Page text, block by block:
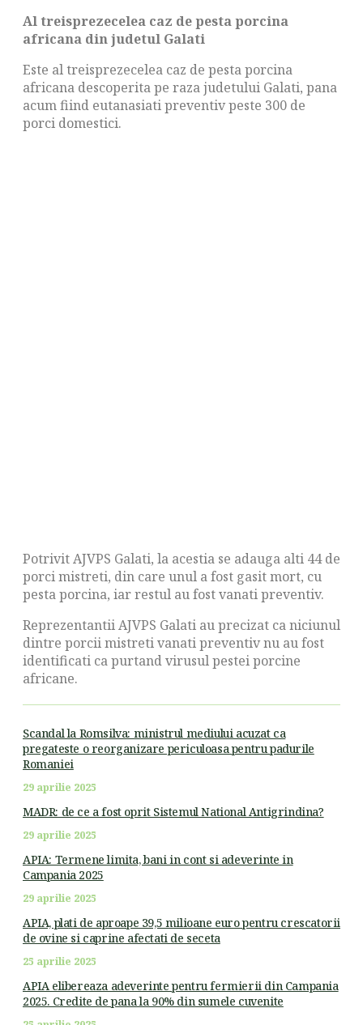
Al treisprezecelea caz de pesta porcina
africana din judetul Galati
Este al treisprezecelea caz de pesta porcina
africana descoperita pe raza judetului Galati, pana
acum fiind eutanasiati preventiv peste 300 de
porci domestici.
Potrivit AJVPS Galati, la acestia se adauga alti 44 de
porci mistreti, din care unul a fost gasit mort, cu
pesta porcina, iar restul au fost vanati preventiv.
Reprezentantii AJVPS Galati au precizat ca niciunul
dintre porcii mistreti vanati preventiv nu au fost
identificati ca purtand virusul pestei porcine
africane.
Scandal la Romsilva: ministrul mediului acuzat ca
pregateste o reorganizare periculoasa pentru padurile
Romaniei
29 aprilie 2025
MADR: de ce a fost oprit Sistemul National Antigrindina?
29 aprilie 2025
APIA: Termene limita, bani in cont si adeverinte in
Campania 2025
29 aprilie 2025
APIA, plati de aproape 39,5 milioane euro pentru crescatorii
de ovine si caprine afectati de seceta
25 aprilie 2025
APIA elibereaza adeverinte pentru fermierii din Campania
2025. Credite de pana la 90% din sumele cuvenite